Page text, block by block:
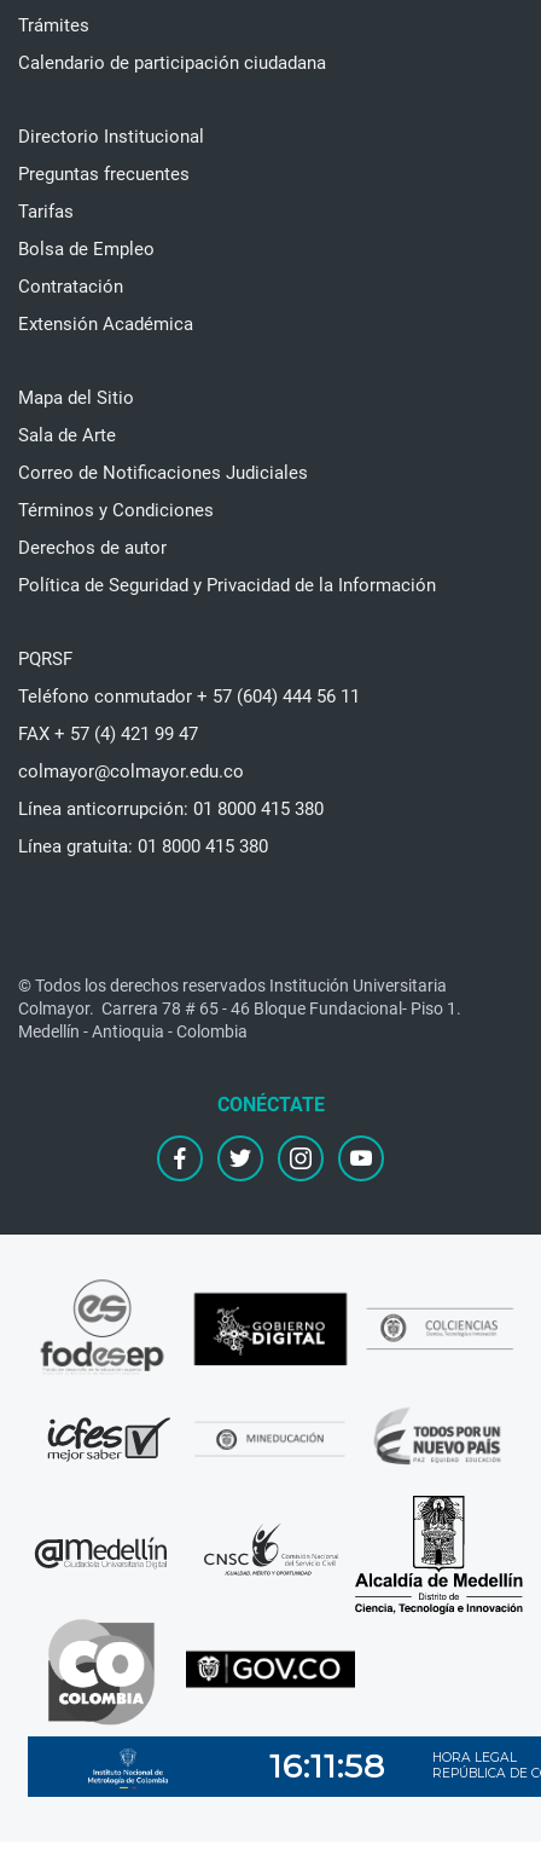
Trámites
Calendario de participación ciudadana
Directorio Institucional
Preguntas frecuentes
Tarifas
Bolsa de Empleo
Contratación
Extensión Académica
Mapa del Sitio
Sala de Arte
Correo de Notificaciones Judiciales
Términos y Condiciones
Derechos de autor
Política de Seguridad y Privacidad de la Información
PQRSF
Teléfono conmutador + 57 (604) 444 56 11
FAX + 57 (4) 421 99 47
colmayor@colmayor.edu.co
Línea anticorrupción: 01 8000 415 380
Línea gratuita: 01 8000 415 380
© Todos los derechos reservados Institución Universitaria
Colmayor. Carrera 78 # 65 - 46 Bloque Fundacional- Piso 1.
Medellín - Antioquia - Colombia